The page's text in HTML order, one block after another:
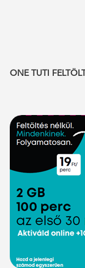
ONE TUTI